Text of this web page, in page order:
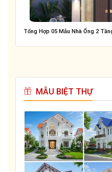
Tổng Hợp 05 Mẫu Nhà Ống 2
MẪU BIỆT THỰ